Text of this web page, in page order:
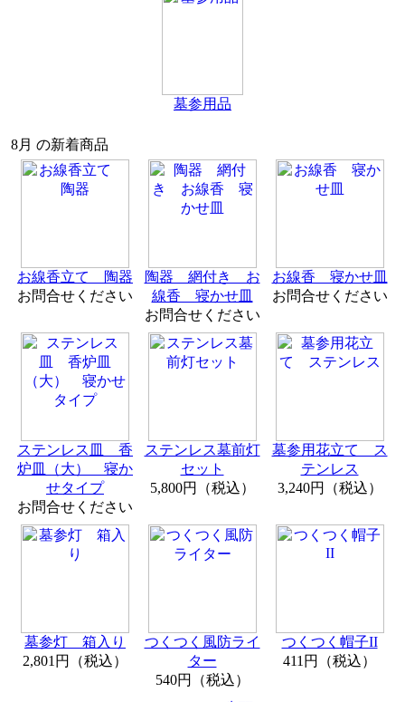
墓参用品
8月 の新着商品
お線香立て 陶器
お問合せください
陶器 網付き お
線香 寝かせ皿
お問合せください
お線香 寝かせ皿
お問合せください
ステンレス皿 香
炉皿（大） 寝か
せタイプ
お問合せください
ステンレス墓前灯
セット
5,800円（税込）
墓参用花立て ス
テンレス
3,240円（税込）
墓参灯 箱入り
2,801円（税込）
つくつく風防ライ
ター
540円（税込）
つくつく帽子II
411円（税込）